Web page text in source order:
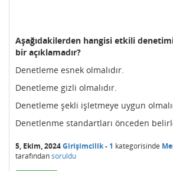
Aşağıdakilerden hangisi etkili
bir açıklamadır?
Denetleme esnek olmalıdır.
Denetleme gizli olmalıdır.
Denetleme şekli işletmeye uygun
Denetlenme standartları önceden
5, Ekim, 2024Girişimcilik - 1 kategorisinde
tarafındansoruldu